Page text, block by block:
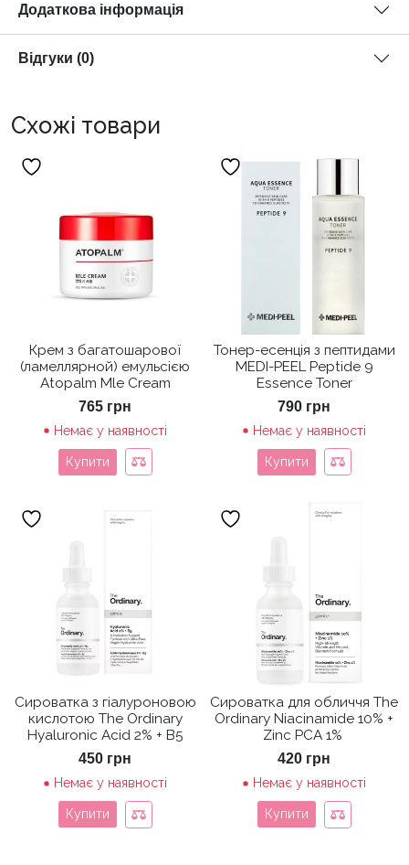
Додаткова інформація
Відгуки (0)
Схожі товари
Крем з багатошарової
(ламеллярной) емульсією
Atopalm Mle Cream
765 грн
Немає у наявності
Купити
Тонер-есенція з пептидами
MEDI-PEEL Peptide 9
Essence Toner
790 грн
Немає у наявності
Купити
Сироватка з гіалуроновою
кислотою The Ordinary
Hyaluronic Acid 2% + B5
450 грн
Немає у наявності
Купити
Сироватка для обличчя The
Ordinary Niacinamide 10% +
Zinc PCA 1%
420 грн
Немає у наявності
Купити